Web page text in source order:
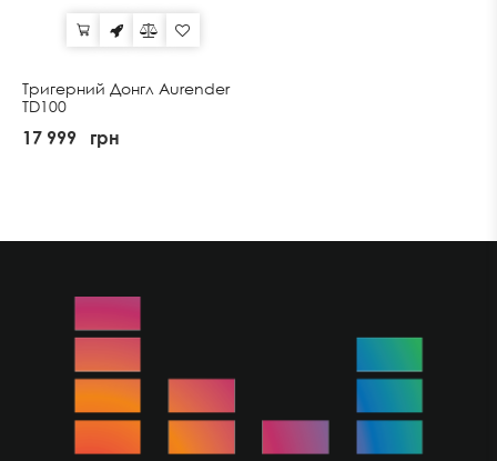
Тригерний Донгл Aurender
TD100
17 999 грн